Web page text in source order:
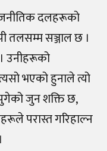
दलहरूको
तलसम्म सञ्जाल छ ।
उनीहरूको
भएको हुनाले त्यो
जुन शक्ति छ,
परास्त गरिहाल्न